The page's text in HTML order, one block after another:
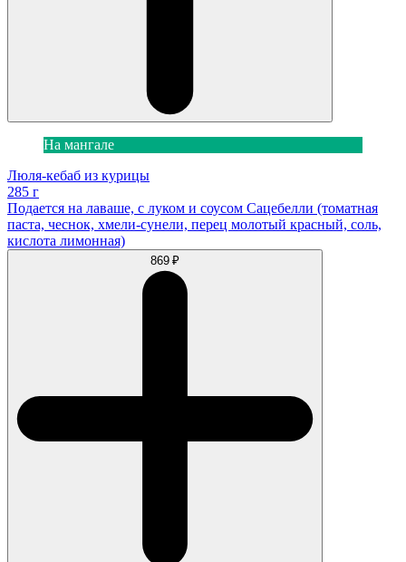
На мангале
Люля-кебаб из курицы
285 г
Подается на лаваше, с луком и соусом Сацебелли (томатная
паста, чеснок, хмели-сунели, перец молотый красный, соль,
кислота лимонная)
869 ₽